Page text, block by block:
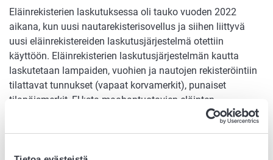
Eläinrekisterien laskutuksessa oli tauko vuoden 2022
aikana, kun uusi nautarekisterisovellus ja siihen liittyvä
uusi eläinrekistereiden laskutusjärjestelmä otettiin
käyttöön. Eläinrekisterien laskutusjärjestelmän kautta
laskutetaan lampaiden, vuohien ja nautojen rekisteröintiin
tilattavat tunnukset (vapaat korvamerkit), punaiset
tilapäismerkit, EU:sta maahantuotavien eläinten